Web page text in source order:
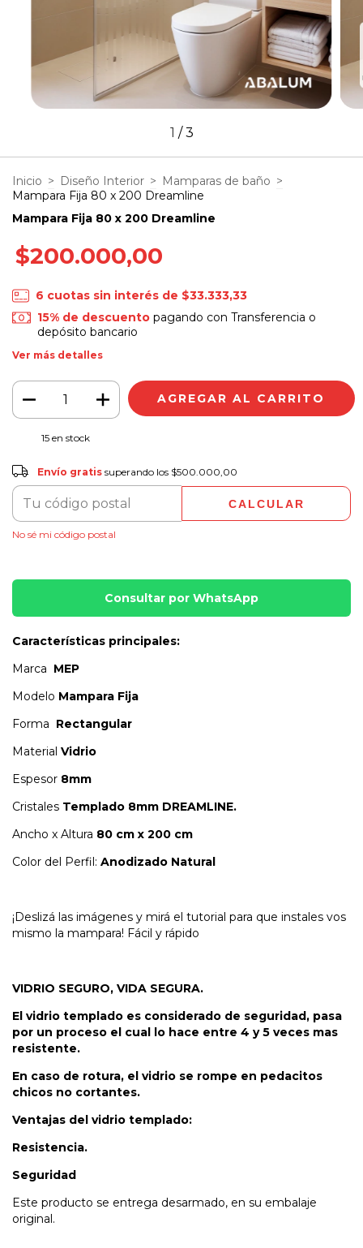
1 /3
Inicio > Diseño Interior > Mamparas de baño >
Mampara Fija 80 x 200 Dreamline
Mampara Fija 80 x 200 Dreamline
$200.000,00
6 cuotas sin interés de $33.333,33
15% de descuento pagando con Transferencia o
depósito bancario
Ver más detalles
15 en stock
Envío gratis $500.000,00
Entregas para el CP: CAMBIAR CP
Envío gratissuperando los $500.000,00
CALCULAR
No sé mi código postal
Consultar por WhatsApp
Características principales:
Marca MEP
Modelo Mampara Fija
Forma Rectangular
Material Vidrio
Espesor 8mm
Cristales Templado 8mm DREAMLINE.
Ancho x Altura 80 cm x 200 cm
Color del Perfil: Anodizado Natural
¡Deslizá las imágenes y mirá el tutorial para que instales vos
mismo la mampara! Fácil y rápido
VIDRIO SEGURO, VIDA SEGURA.
El vidrio templado es considerado de seguridad, pasa
por un proceso el cual lo hace entre 4 y 5 veces mas
resistente.
En caso de rotura, el vidrio se rompe en pedacitos
chicos no cortantes.
Ventajas del vidrio templado:
Resistencia.
Seguridad
Este producto se entrega desarmado, en su embalaje
original.